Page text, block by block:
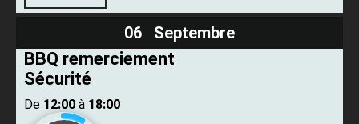
06 Septembre
BBQ remerciement
Sécurité
De ​ 12:00 ​ à ​ 18:00